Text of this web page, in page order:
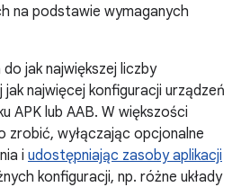
na podstawie wymaganych
jak największej liczby
jak najwięcej konfiguracji urządzeń
APK lub AAB. W większości
zrobić, wyłączając opcjonalne
i udostępniając zasoby aplikacji
konfiguracji, np. różne układy